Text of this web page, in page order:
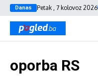
Danas Petak , 7 kolovoz 2026
oporba RS